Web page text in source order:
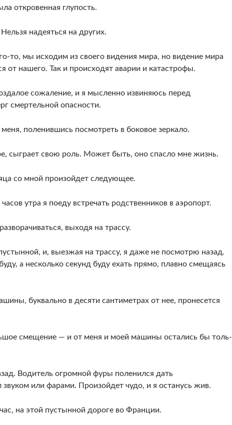
откровенная глупость.
надеяться на других.
то, мы исхо­дим из своего видения мира, но видение мира
от нашего. Так и проис­ходят аварии и катастрофы.
сожаление, и я мысленно извиняюсь перед
смертельной опасности.
поле­нившись посмотреть в боковое зеркало.
сыграет свою роль. Может быть, оно спасло мне жизнь.
со мной произой­дет следующее.
утра я поеду встречать родственников в аэропорт.
выхо­дя на трассу.
и, выезжая на трассу, я даже не посмотрю назад.
а несколь­ко секунд буду ехать прямо, плавно смещаясь
буквально в десяти сантиметрах от нее, пронесется
смеще­ние — и от меня и моей машины остались бы толь­
Води­тель огромной фуры поленился дать
или фарами. Произойдет чудо, и я останусь жив.
на этой пустын­ной дороге во Франции.